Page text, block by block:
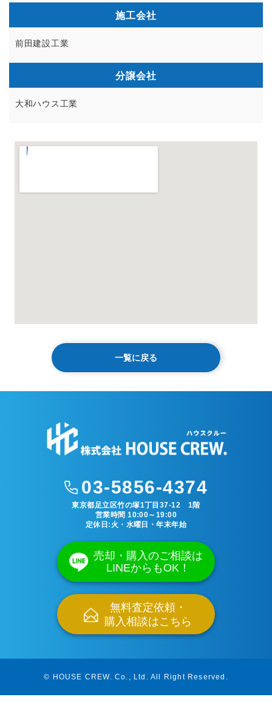
施工会社
前田建設工業
分譲会社
大和ハウス工業
一覧に戻る
03-5856-4374
東京都足立区竹の塚1丁目37-12 1階
営業時間 10:00～19:00
定休日:火・水曜日・年末年始
売却・購入のご相談は
LINEからもOK！
無料査定依頼・
購入相談はこちら
© HOUSE CREW. Co., Ltd. All Right Reserved.